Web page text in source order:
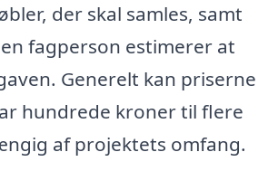
der skal samles, samt
fagperson estimerer at
Generelt kan priserne
hundrede kroner til flere
af projektets omfang.